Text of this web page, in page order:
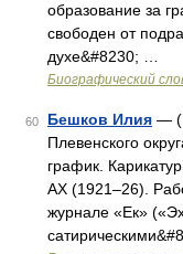
образование за
свободен от
духе&#8230; …
Биографический
60 Бешков Илия —
Плевенского
график.
АХ (1921‒26).
журнале «Ек»